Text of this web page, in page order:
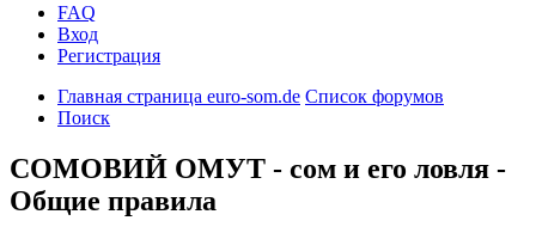
FAQ
Вход
Регистрация
Главная страница euro-som.de Список форумов
Поиск
СОМОВИЙ ОМУТ - сом и его ловля -
Общие правила